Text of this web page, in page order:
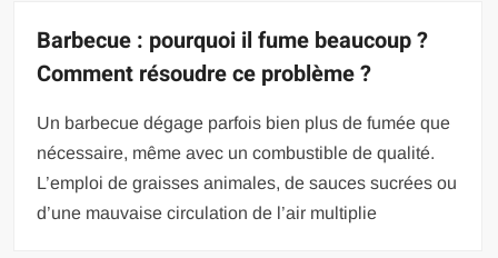
Barbecue : pourquoi il fume beaucoup ?
Comment résoudre ce problème ?
Un barbecue dégage parfois bien plus de fumée que
nécessaire, même avec un combustible de qualité.
L’emploi de graisses animales, de sauces sucrées ou
d’une mauvaise circulation de l’air multiplie